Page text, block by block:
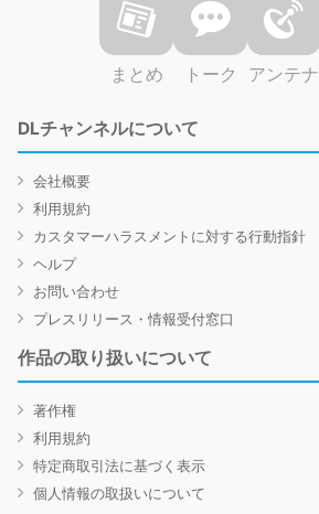
まとめ トーク アンテナ
DLチャンネルについて
会社概要
利用規約
カスタマーハラスメントに対する行動指針
ヘルプ
お問い合わせ
プレスリリース・情報受付窓口
作品の取り扱いについて
著作権
利用規約
特定商取引法に基づく表示
個人情報の取扱いについて